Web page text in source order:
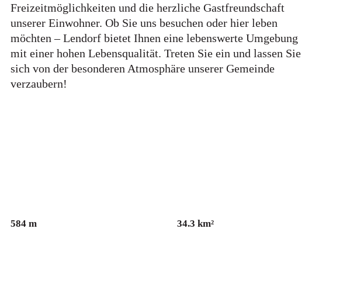
Freizeitmöglichkeiten und die herzliche Gastfreundschaft
unserer Einwohner. Ob Sie uns besuchen oder hier leben
möchten – Lendorf bietet Ihnen eine lebenswerte Umgebung
mit einer hohen Lebensqualität. Treten Sie ein und lassen Sie
sich von der besonderen Atmosphäre unserer Gemeinde
verzaubern!
584 m
34.3 km²